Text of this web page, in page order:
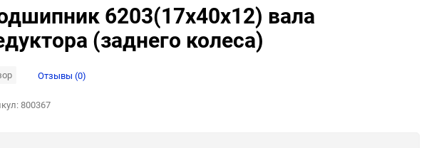
6203(17x40x12) вала
(заднего колеса)
Отзывы (0)
800367